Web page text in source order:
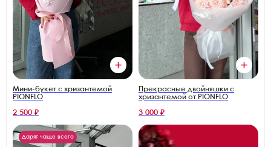
Мини-букет с хризантемой
PIONFLO
2 500 ₽
Прекрасные двойняшки с
хризантемой от PIONFLO
3 000 ₽
Дарят чаще всего